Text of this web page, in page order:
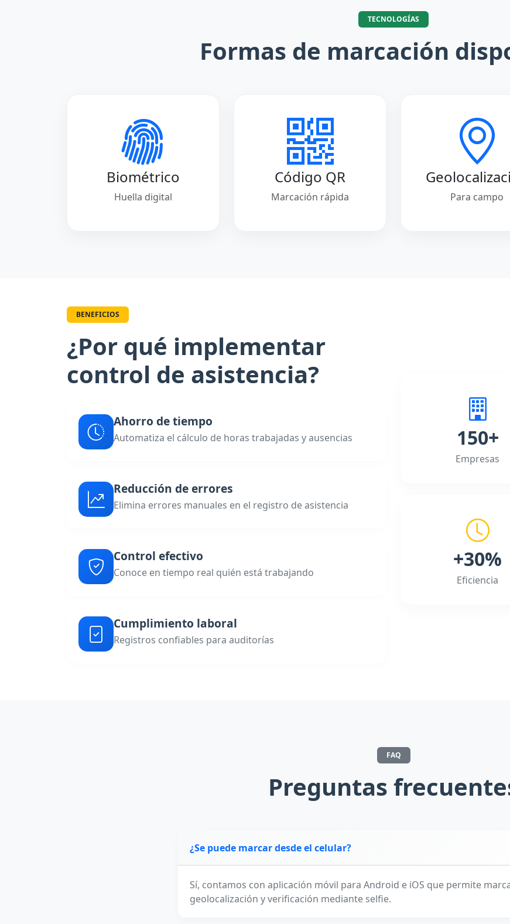
TECNOLOGÍAS
Formas de marcación
Biométrico
Huella digital
Código QR
Marcación rápida Para campo
BENEFICIOS
¿Por qué implementar
control de asistencia?
Ahorro de tiempo
Automatiza el cálculo de horas trabajadas y ausencias
Reducción de errores
Elimina errores manuales en el registro de asistencia
Control efectivo
Conoce en tiempo real quién está trabajando
Cumplimiento laboral
Registros confiables para auditorías
150+
Empresas
+30%
Eficiencia
FAQ
Preguntas
¿Se puede marcar desde el celular?
Sí, contamos con aplicación móvil para Android e iOS que permite
geolocalización y verificación mediante selfie.